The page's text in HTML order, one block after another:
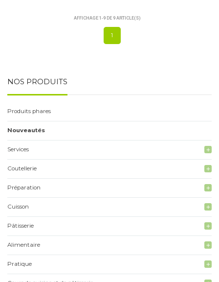
NOS PRODUITS
Produits phares
Nouveautés
Services add
Coutellerie add
Préparation add
Cuisson add
Pâtisserie add
Alimentaire add
Pratique add
AFFICHAGE 1-9 DE 9 ARTICLE(S)
1